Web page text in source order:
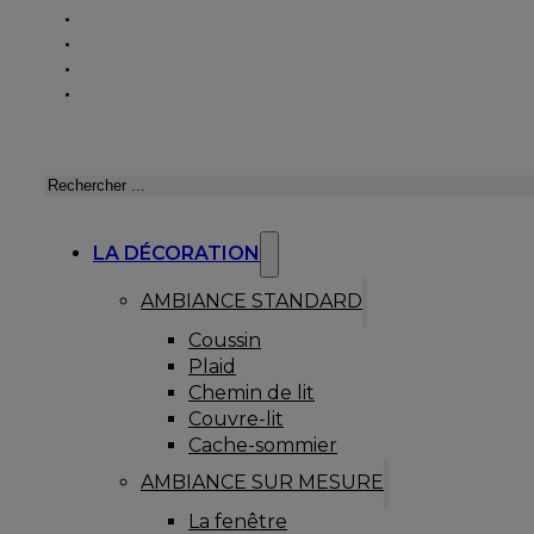
Rechercher
LA DÉCORATION
AMBIANCE STANDARD
Coussin
Plaid
Chemin de lit
Couvre-lit
Cache-sommier
AMBIANCE SUR MESURE
La fenêtre